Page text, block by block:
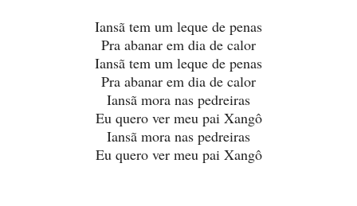
Iansã tem um leque de penas
Pra abanar em dia de calor
Iansã tem um leque de penas
Pra abanar em dia de calor
Iansã mora nas pedreiras
Eu quero ver meu pai Xangô
Iansã mora nas pedreiras
Eu quero ver meu pai Xangô